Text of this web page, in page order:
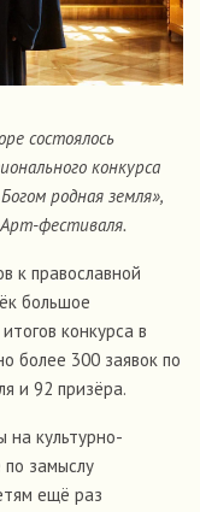
состоялось
конкурса
родная земля»,
Арт-фестиваля.
к православной
большое
конкурса в
более 300 заявок по
и 92 призёра.
на культурно-
по замыслу
ещё раз